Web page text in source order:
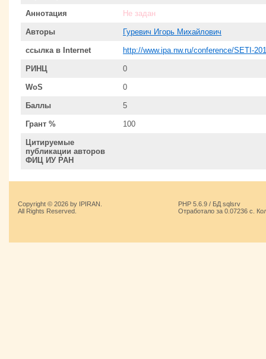
Аннотация Не задан
Авторы Гуревич Игорь Михайлович
ссылка в Internet http://www.ipa.nw.ru/conference/SETI-
РИНЦ 0
WoS 0
Баллы 5
Грант % 100
Цитируемые
публикации авторов
ФИЦ ИУ РАН
Copyright © 2026 by IPIRAN.
All Rights Reserved.
PHP 5.6.9 / БД sqlsrv
Отработало за 0.07236 с.